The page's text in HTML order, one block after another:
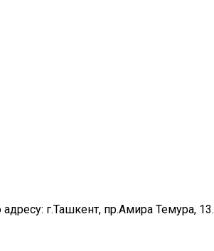
г.Ташкент, пр.Амира Темура, 13.